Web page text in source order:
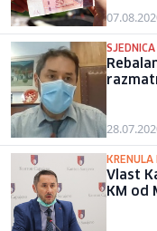
Vlast
KM od